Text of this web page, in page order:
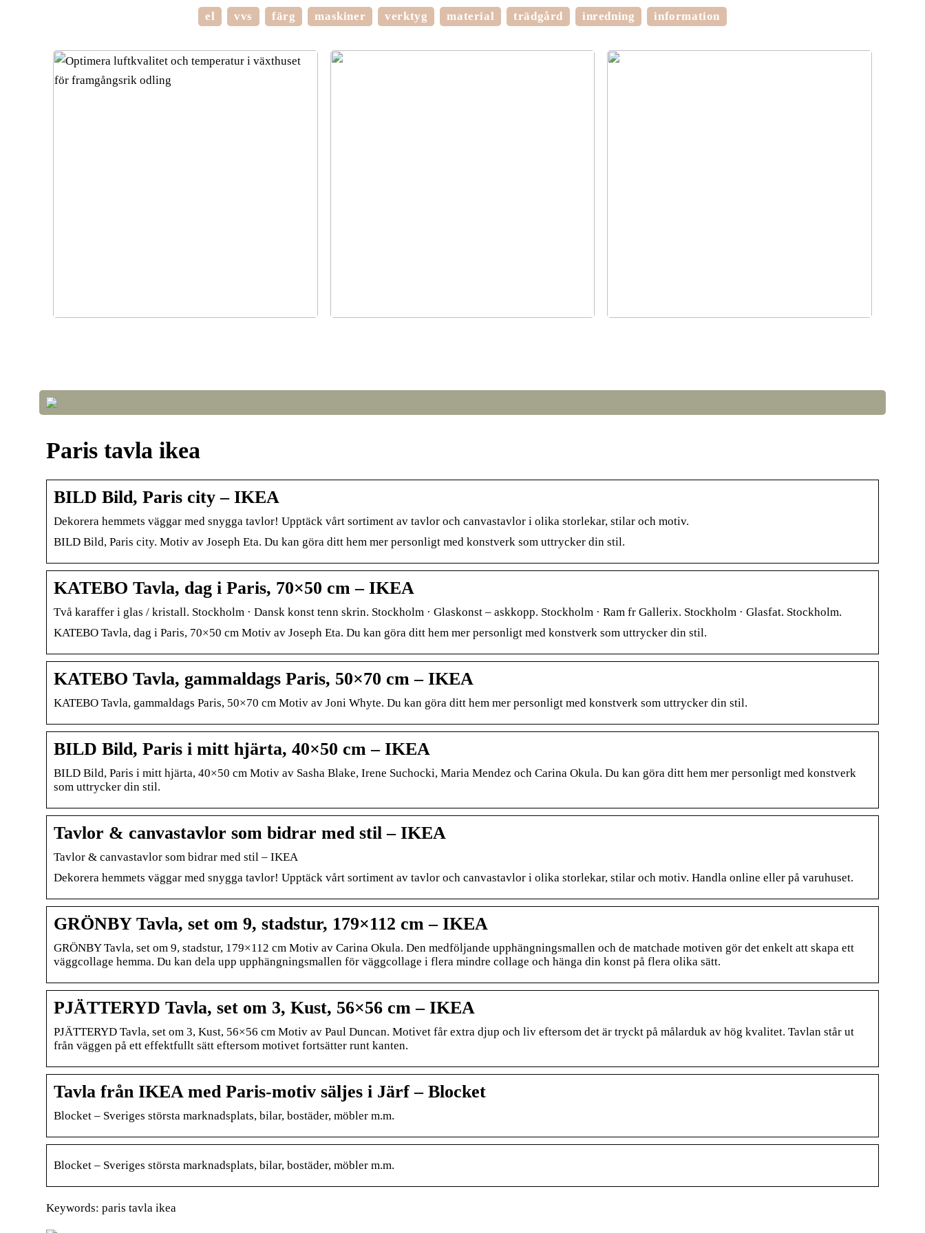
el vvs färg maskiner verktyg material trädgård inredning information
Paris tavla ikea
BILD Bild, Paris city – IKEA
Dekorera hemmets väggar med snygga tavlor! Upptäck vårt sortiment av tavlor och canvastavlor i olika storlekar, stilar och motiv.
BILD Bild, Paris city. Motiv av Joseph Eta. Du kan göra ditt hem mer personligt med konstverk som uttrycker din stil.
KATEBO Tavla, dag i Paris, 70×50 cm – IKEA
Två karaffer i glas / kristall. Stockholm · Dansk konst tenn skrin. Stockholm · Glaskonst – askkopp. Stockholm · Ram fr Gallerix. Stockholm · Glasfat. Stockholm.
KATEBO Tavla, dag i Paris, 70×50 cm Motiv av Joseph Eta. Du kan göra ditt hem mer personligt med konstverk som uttrycker din stil.
KATEBO Tavla, gammaldags Paris, 50×70 cm – IKEA
KATEBO Tavla, gammaldags Paris, 50×70 cm Motiv av Joni Whyte. Du kan göra ditt hem mer personligt med konstverk som uttrycker din stil.
BILD Bild, Paris i mitt hjärta, 40×50 cm – IKEA
BILD Bild, Paris i mitt hjärta, 40×50 cm Motiv av Sasha Blake, Irene Suchocki, Maria Mendez och Carina Okula. Du kan göra ditt hem mer personligt med konstverk
som uttrycker din stil.
Tavlor & canvastavlor som bidrar med stil – IKEA
Tavlor & canvastavlor som bidrar med stil – IKEA
Dekorera hemmets väggar med snygga tavlor! Upptäck vårt sortiment av tavlor och canvastavlor i olika storlekar, stilar och motiv. Handla online eller på varuhuset.
GRÖNBY Tavla, set om 9, stadstur, 179×112 cm – IKEA
GRÖNBY Tavla, set om 9, stadstur, 179×112 cm Motiv av Carina Okula​. Den medföljande upphängningsmallen och de matchade motiven gör det enkelt att skapa ett
väggcollage hemma. Du kan dela upp upphängningsmallen för väggcollage i flera mindre collage och hänga din konst på flera olika sätt.
PJÄTTERYD Tavla, set om 3, Kust, 56×56 cm – IKEA
PJÄTTERYD Tavla, set om 3, Kust, 56×56 cm Motiv av Paul Duncan. Motivet får extra djup och liv eftersom det är tryckt på målarduk av hög kvalitet. Tavlan står ut
från väggen på ett effektfullt sätt eftersom motivet fortsätter runt kanten.
Tavla från IKEA med Paris-motiv säljes i Järf – Blocket
Blocket – Sveriges största marknadsplats, bilar, bostäder, möbler m.m.
Blocket – Sveriges största marknadsplats, bilar, bostäder, möbler m.m.
Keywords: paris tavla ikea